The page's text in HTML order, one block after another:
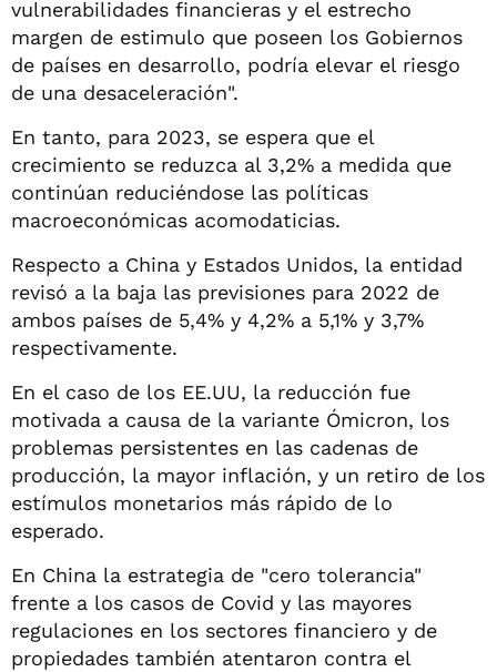
vulnerabilidades financieras y el estrecho
margen de estimulo que poseen los Gobiernos
de países en desarrollo, podría elevar el riesgo
de una desaceleración".
En tanto, para 2023, se espera que el
crecimiento se reduzca al 3,2% a medida que
continúan reduciéndose las políticas
macroeconómicas acomodaticias.
Respecto a China y Estados Unidos, la entidad
revisó a la baja las previsiones para 2022 de
ambos países de 5,4% y 4,2% a 5,1% y 3,7%
respectivamente.
En el caso de los EE.UU, la reducción fue
motivada a causa de la variante Ómicron, los
problemas persistentes en las cadenas de
producción, la mayor inflación, y un retiro de los
estímulos monetarios más rápido de lo
esperado.
En China la estrategia de "cero tolerancia"
frente a los casos de Covid y las mayores
regulaciones en los sectores financiero y de
propiedades también atentaron contra el